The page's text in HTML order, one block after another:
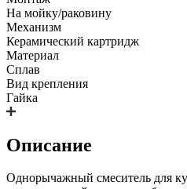
На мойку/раковину
Механизм
Керамический картридж
Материал
Сплав
Вид крепления
Гайка
Описание
Однорычажный смеситель для